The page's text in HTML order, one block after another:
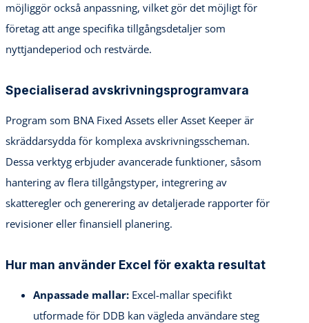
möjliggör också anpassning, vilket gör det möjligt för
företag att ange specifika tillgångsdetaljer som
nyttjandeperiod och restvärde.
Specialiserad avskrivningsprogramvara
Program som BNA Fixed Assets eller Asset Keeper är
skräddarsydda för komplexa avskrivningsscheman.
Dessa verktyg erbjuder avancerade funktioner, såsom
hantering av flera tillgångstyper, integrering av
skatteregler och generering av detaljerade rapporter för
revisioner eller finansiell planering.
Hur man använder Excel för exakta resultat
Anpassade mallar: Excel-mallar specifikt
utformade för DDB kan vägleda användare steg